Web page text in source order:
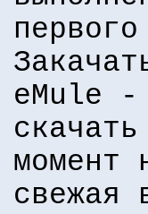
eMule
скачать
момент
свежая